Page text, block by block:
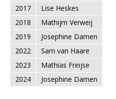
2017
Lise Heskes
2018
Mathijm Verweij
2019
Josephine Damen
2022
Sam van Haare
2023
Mathias Freijse
2024
Josephine Damen